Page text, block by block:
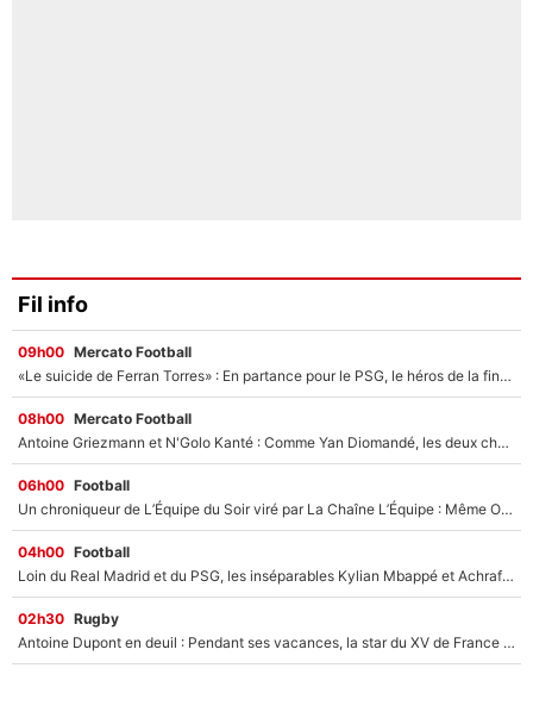
Fil info
09h00 Mercato Football
«Le suicide de Ferran Torres» : En partance pour le PSG, le héros de la finale de la Coupe du monde s'attire les foudres de la presse espagnole !
08h00 Mercato Football
Antoine Griezmann et N'Golo Kanté : Comme Yan Diomandé, les deux champions du monde ont refusé de signer au PSG !
06h00 Football
Un chroniqueur de L’Équipe du Soir viré par La Chaîne L’Équipe : Même Olivier Ménard n’avait pas pu empêcher son départ, «je l’ai appris sur Twitter, je l’ai vécu assez mal»
04h00 Football
Loin du Real Madrid et du PSG, les inséparables Kylian Mbappé et Achraf Hakimi changent d'équipe le temps d'une journée !
02h30 Rugby
Antoine Dupont en deuil : Pendant ses vacances, la star du XV de France a perdu sa grand-mère